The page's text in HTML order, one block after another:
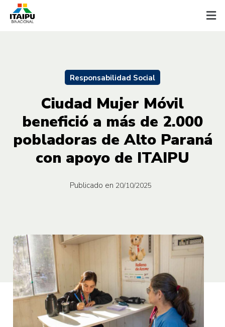
Responsabilidad Social
Ciudad Mujer Móvil
benefició a más de 2.000
pobladoras de Alto Paraná
con apoyo de ITAIPU
Publicado en 20/10/2025